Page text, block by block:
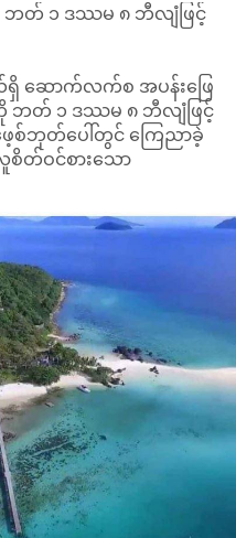
ဘတ် ၁ ဒဿမ ၈ ဘီလျံဖြင့်
ဆောက်လက်စ အပန်းဖြေ
ကို ဘတ် ၁ ဒဿမ ၈ ဘီလျံဖြင့်
ေ့စ်ဘုတ်ပေါ်တွင် ကြေညာခဲ့
တ်ဝင်စားသော
ဆိုသူက အဆိုပါ
ယ်တွင် အလှဆုံးကျွန်း
အစဉ်ထဲတွင် ဆောက်လက်စ
ားကြောင်း ရေးသားထားခဲ့
ချမည့် ကျွန်းပေါ်ရှိ ဧရိယာ
က်ပသော ပင်လယ်ရေ၊
နှင့် လှပသော မီးတောင်
ည်ဟု ဆိုထားသည်။ ကျွန်း
မှ ၃၅ ကီလိုမီတာအကွာ၊
တွင် တည်ရှိသည်ဟုလည်း